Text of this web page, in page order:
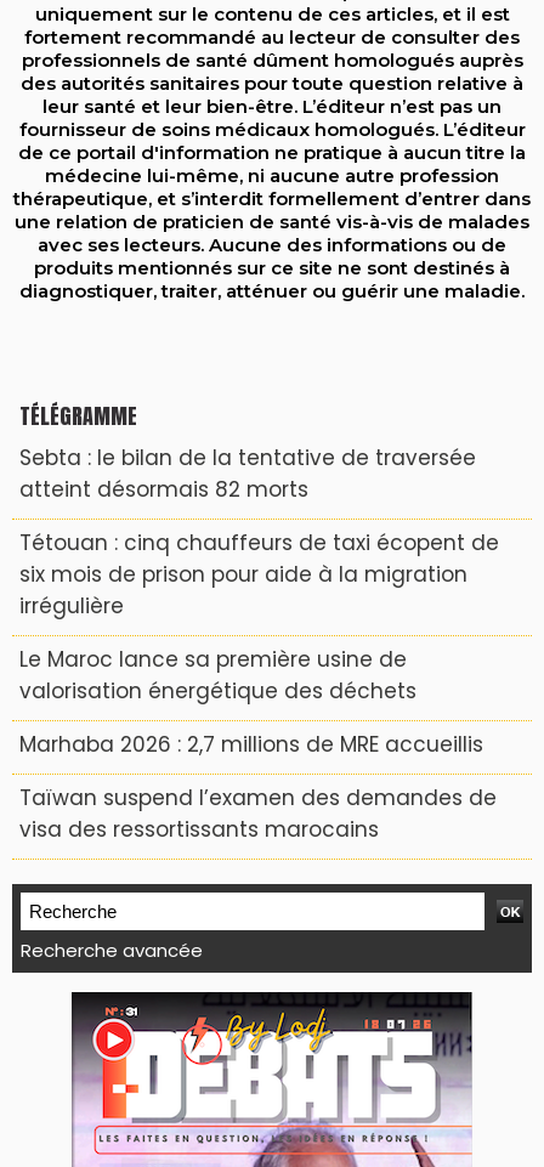
uniquement sur le contenu de ces articles, et il est
fortement recommandé au lecteur de consulter des
professionnels de santé dûment homologués auprès
des autorités sanitaires pour toute question relative à
leur santé et leur bien-être. L’éditeur n’est pas un
fournisseur de soins médicaux homologués. L’éditeur
de ce portail d'information ne pratique à aucun titre la
médecine lui-même, ni aucune autre profession
thérapeutique, et s’interdit formellement d’entrer dans
une relation de praticien de santé vis-à-vis de malades
avec ses lecteurs. Aucune des informations ou de
produits mentionnés sur ce site ne sont destinés à
diagnostiquer, traiter, atténuer ou guérir une maladie.
TÉLÉGRAMME
Sebta : le bilan de la tentative de traversée
atteint désormais 82 morts
Tétouan : cinq chauffeurs de taxi écopent de
six mois de prison pour aide à la migration
irrégulière
Le Maroc lance sa première usine de
valorisation énergétique des déchets
Marhaba 2026 : 2,7 millions de MRE accueillis
Taïwan suspend l’examen des demandes de
visa des ressortissants marocains
Recherche avancée
WEB TV LODJ24 : Youtube, kick et twitch
Plein écran